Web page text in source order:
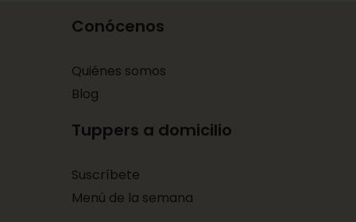
Conócenos
Quiénes somos
Blog
Tuppers a domicilio
Suscríbete
Menú de la semana